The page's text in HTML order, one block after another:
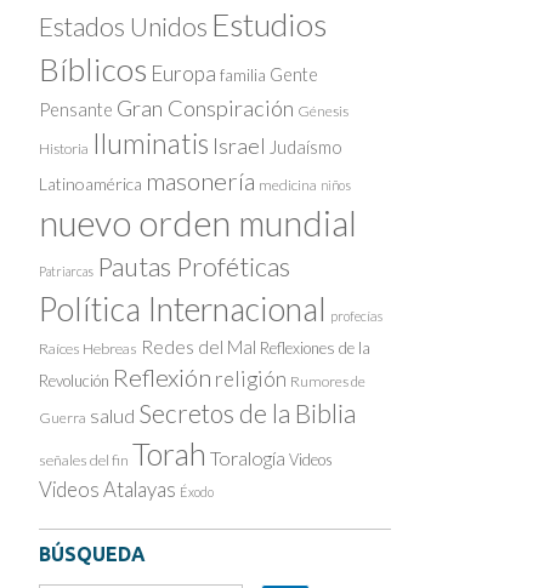
Estados Unidos Estudios
Bíblicos Europa familia Gente
Pensante Gran Conspiración Génesis
Historia Iluminatis Israel Judaísmo
Latinoamérica masonería medicina niños
nuevo orden mundial
Patriarcas Pautas Proféticas
Política Internacional profecías
Raíces Hebreas Redes del Mal Reflexiones de la
Revolución Reflexión religión Rumores de
Guerra salud Secretos de la Biblia
señales del fin Torah Toralogía Videos
Videos Atalayas Éxodo
BÚSQUEDA